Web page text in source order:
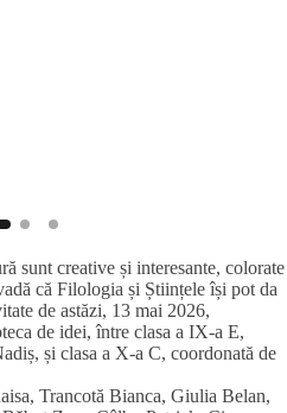
sunt creative și interesante, colorate
că Filologia și Științele își pot da
de astăzi, 13 mai 2026,
de idei, între clasa a IX-a E,
și clasa a X-a C, coordonată de
Trancotă Bianca, Giulia Belan,